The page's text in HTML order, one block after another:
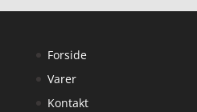
Forside
Varer
Kontakt